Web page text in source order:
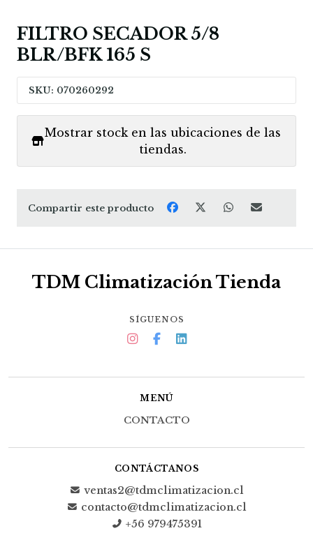
FILTRO SECADOR 5/8
BLR/BFK 165 S
SKU: 070260292
Mostrar stock en las ubicaciones de las
tiendas.
Compartir este producto
TDM Climatización Tienda
SÍGUENOS
MENÚ
CONTACTO
CONTÁCTANOS
ventas2@tdmclimatizacion.cl
contacto@tdmclimatizacion.cl
+56 979475391